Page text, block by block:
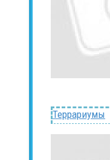
Террариумы